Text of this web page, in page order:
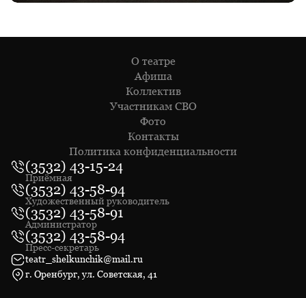
О театре
Афиша
Коллектив
Участникам СВО
Фото
Контакты
Политика конфиденциальности
(3532) 43-15-24
Приёмная
(3532) 43-58-94
Художественный руководитель
(3532) 43-58-91
Администратор
(3532) 43-58-94
Пресс-секретарь
teatr_shelkunchik@mail.ru
г. Оренбург, ул. Советская, 41